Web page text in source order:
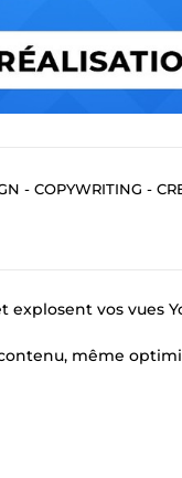
- COPYWRITING -
vos vues
même